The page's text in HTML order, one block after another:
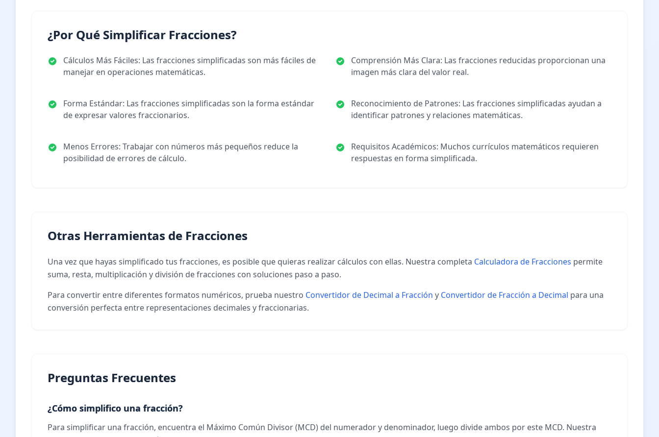
¿Por Qué Simplificar Fracciones?
Cálculos Más Fáciles: Las fracciones simplificadas son más fáciles de
manejar en operaciones matemáticas.
Comprensión Más Clara: Las fracciones reducidas proporcionan una
imagen más clara del valor real.
Forma Estándar: Las fracciones simplificadas son la forma estándar
de expresar valores fraccionarios.
Reconocimiento de Patrones: Las fracciones simplificadas ayudan a
identificar patrones y relaciones matemáticas.
Menos Errores: Trabajar con números más pequeños reduce la
posibilidad de errores de cálculo.
Requisitos Académicos: Muchos currículos matemáticos requieren
respuestas en forma simplificada.
Otras Herramientas de Fracciones
Una vez que hayas simplificado tus fracciones, es posible que quieras realizar cálculos con ellas. Nuestra completa Calculadora de Fracciones permite
suma, resta, multiplicación y división de fracciones con soluciones paso a paso.
Para convertir entre diferentes formatos numéricos, prueba nuestro Convertidor de Decimal a Fracción y Convertidor de Fracción a Decimal para una
conversión perfecta entre representaciones decimales y fraccionarias.
Preguntas Frecuentes
¿Cómo simplifico una fracción?
Para simplificar una fracción, encuentra el Máximo Común Divisor (MCD) del numerador y denominador, luego divide ambos por este MCD. Nuestra